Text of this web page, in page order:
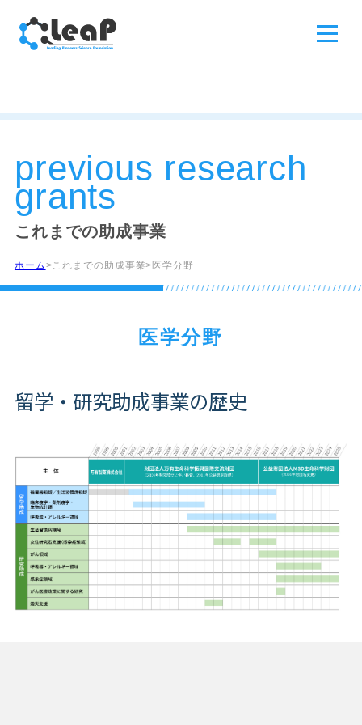
previous research
grants
これまでの助成事業
ホーム これまでの助成事業 医学分野
医学分野
留学・研究助成事業の歴史